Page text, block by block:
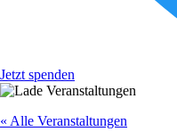
Jetzt spenden
« Alle Veranstaltungen